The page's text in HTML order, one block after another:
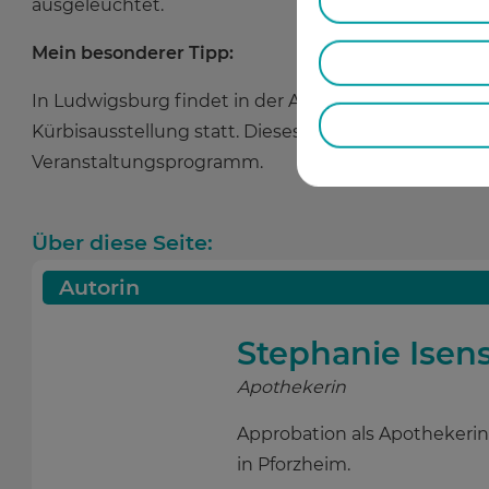
ausgeleuchtet.
Mein besonderer Tipp:
In Ludwigsburg findet in der Anlage des
Kürbisausstellung statt. Dieses Jahr dauert die
Veranstaltungsprogramm.
Über diese Seite:
Autorin
Stephanie
Apothekerin
Approbation als
in Pforzheim.